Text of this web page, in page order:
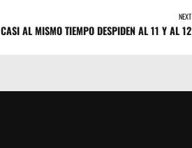
NEXT
CASI AL MISMO TIEMPO DESPIDEN AL 11 Y AL 12